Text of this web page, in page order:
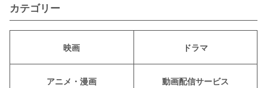
カテゴリー
映画 ドラマ
アニメ・漫画 動画配信サービス